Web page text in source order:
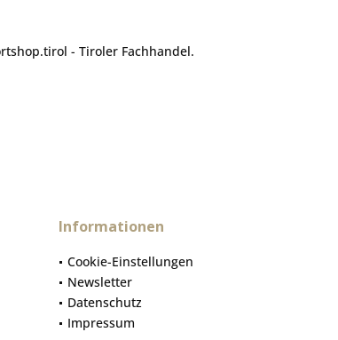
- Tiroler Fachhandel.
Informationen
Cookie-Einstellungen
Newsletter
Datenschutz
Impressum